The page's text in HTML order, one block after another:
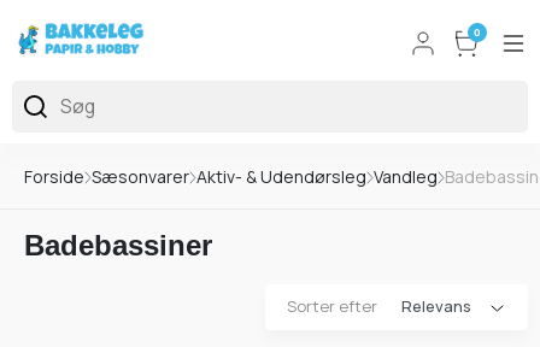
0
Forside Sæsonvarer Aktiv- & Udendørsleg Vandleg
Badebassiner
Sorter efter